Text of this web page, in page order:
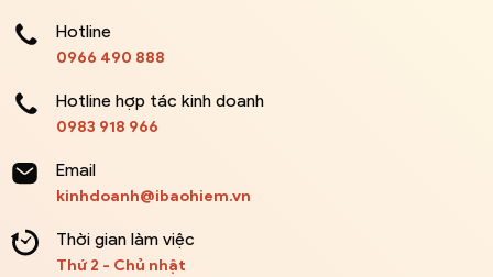
Hotline
0966 490 888
Hotline hợp tác kinh doanh
0983 918 966
Email
kinhdoanh@ibaohiem.vn
Thời gian làm việc
Thứ 2 - Chủ nhật